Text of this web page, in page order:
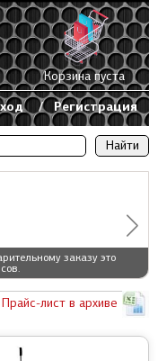
заказу это
/ Регистрация
Корзина пуста
Прайс-лист в архиве